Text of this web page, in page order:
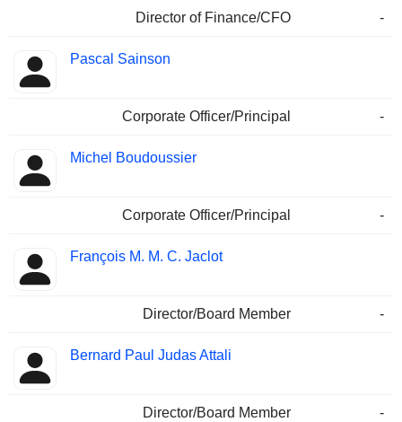
Director of Finance/CFO -
Pascal Sainson
Corporate Officer/Principal -
Michel Boudoussier
Corporate Officer/Principal -
François M. M. C. Jaclot
Director/Board Member -
Bernard Paul Judas Attali
Director/Board Member -